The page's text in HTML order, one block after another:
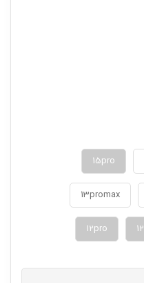
15pro
13promax
12
12pro